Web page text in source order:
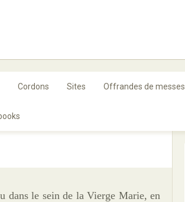
Cordons Sites Offrandes de messes
dans le sein de la Vierge Marie, en